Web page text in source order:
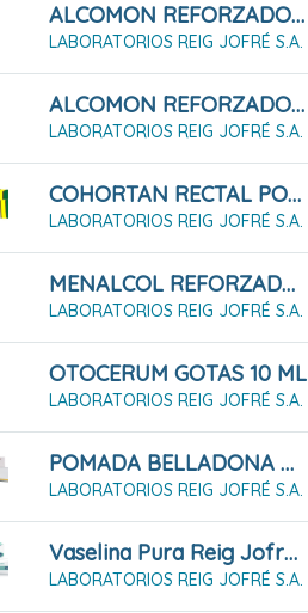
ALCOMON REFORZADO 70º SOLUCIÓN CUTÁNEA (1000ML)
LABORATORIOS REIG JOFRÉ S.A.
ALCOMON REFORZADO 96º SOLUCIÓN CUTÁNEA (250ML)
LABORATORIOS REIG JOFRÉ S.A.
COHORTAN RECTAL POMADA, TUBO DE 30 G
LABORATORIOS REIG JOFRÉ S.A.
MENALCOL REFORZADO ALCOHOL 70º CON CLORHEXIDINA
LABORATORIOS REIG JOFRÉ S.A.
OTOCERUM GOTAS 10 ML
LABORATORIOS REIG JOFRÉ S.A.
POMADA BELLADONA ORRAVAN 25 G
LABORATORIOS REIG JOFRÉ S.A.
Vaselina Pura Reig Jofre Pomada (32g)
LABORATORIOS REIG JOFRÉ S.A.